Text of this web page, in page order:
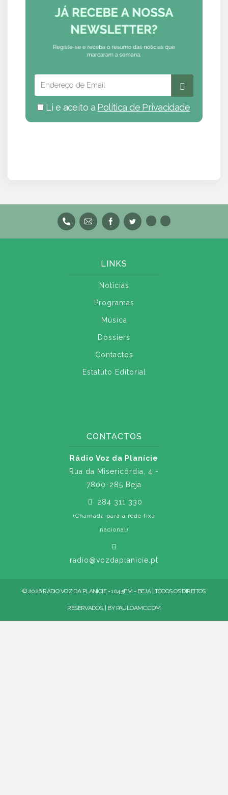
Li e aceito a Política de Privacidade
LINKS
Notícias
Programas
Música
Dossiers
Contactos
Estatuto Editorial
CONTACTOS
Rádio Voz da Planície
Rua da Misericórdia, 4 -
7800-285 Beja
284 311 330
(Chamada para a rede fixa
nacional)
radio@vozdaplanicie.pt
© 2026 RÁDIO VOZ DA PLANÍCIE - 104.5FM - BEJA | TODOS OS DIREITOS
RESERVADOS. | BY PAULOAMC.COM